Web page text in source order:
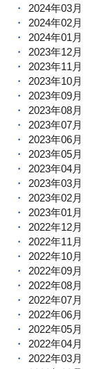
2024年03月
2024年02月
2024年01月
2023年12月
2023年11月
2023年10月
2023年09月
2023年08月
2023年07月
2023年06月
2023年05月
2023年04月
2023年03月
2023年02月
2023年01月
2022年12月
2022年11月
2022年10月
2022年09月
2022年08月
2022年07月
2022年06月
2022年05月
2022年04月
2022年03月